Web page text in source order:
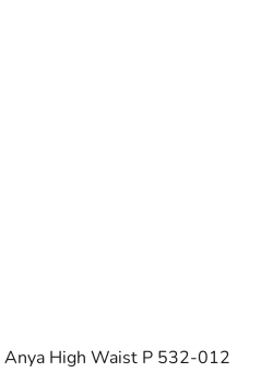
Anya High Waist P 532-012